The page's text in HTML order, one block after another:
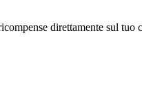
direttamente sul